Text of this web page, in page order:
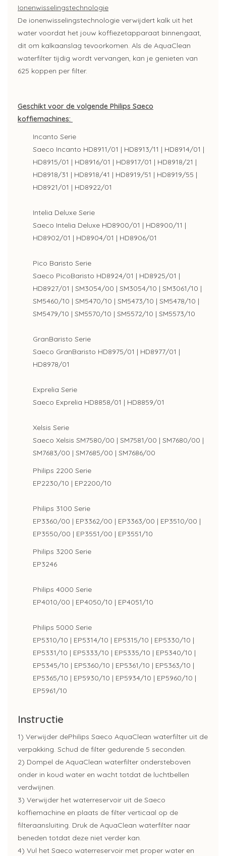
Ionenwisselingstechnologie
De ionenwisselingstechnologie verwijdert kalk uit het
water voordat het jouw koffiezetapparaat binnengaat,
dit om kalkaanslag tevoorkomen. Als de AquaClean
waterfilter tijdig wordt vervangen, kan je genieten van
625 koppen per filter.
Geschikt voor de volgende Philips Saeco
koffiemachines:
Incanto Serie
Saeco Incanto HD8911/01 | HD8913/11 | HD8914/01 |
HD8915/01 | HD8916/01 | HD8917/01 | HD8918/21 |
HD8918/31 | HD8918/41 | HD8919/51 | HD8919/55 |
HD8921/01 | HD8922/01
Intelia Deluxe Serie
Saeco Intelia Deluxe HD8900/01 | HD8900/11 |
HD8902/01 | HD8904/01 | HD8906/01
Pico Baristo Serie
Saeco PicoBaristo HD8924/01 | HD8925/01 |
HD8927/01 | SM3054/00 | SM3054/10 | SM3061/10 |
SM5460/10 | SM5470/10 | SM5473/10 | SM5478/10 |
SM5479/10 | SM5570/10 | SM5572/10 | SM5573/10
GranBaristo Serie
Saeco GranBaristo HD8975/01 | HD8977/01 |
HD8978/01
Exprelia Serie
Saeco Exprelia HD8858/01 | HD8859/01
Xelsis Serie
Saeco Xelsis SM7580/00 | SM7581/00 | SM7680/00 |
SM7683/00 | SM7685/00 | SM7686/00
Philips 2200 Serie
EP2230/10 | EP2200/10
Philips 3100 Serie
EP3360/00 | EP3362/00 | EP3363/00 | EP3510/00 |
EP3550/00 | EP3551/00 | EP3551/10
Philips 3200 Serie
EP3246
Philips 4000 Serie
EP4010/00 | EP4050/10 | EP4051/10
Philips 5000 Serie
EP5310/10 | EP5314/10 | EP5315/10 | EP5330/10 |
EP5331/10 | EP5333/10 | EP5335/10 | EP5340/10 |
EP5345/10 | EP5360/10 | EP5361/10 | EP5363/10 |
EP5365/10 | EP5930/10 | EP5934/10 | EP5960/10 |
EP5961/10
Instructie
1) Verwijder dePhilips Saeco AquaClean waterfilter uit de
verpakking. Schud de filter gedurende 5 seconden.
2) Dompel de AquaClean waterfilter ondersteboven
onder in koud water en wacht totdat de luchtbellen
verdwijnen.
3) Verwijder het waterreservoir uit de Saeco
koffiemachine en plaats de filter verticaal op de
filteraansluiting. Druk de AquaClean waterfilter naar
beneden totdat deze niet verder kan.
4) Vul het Saeco waterreservoir met proper water en